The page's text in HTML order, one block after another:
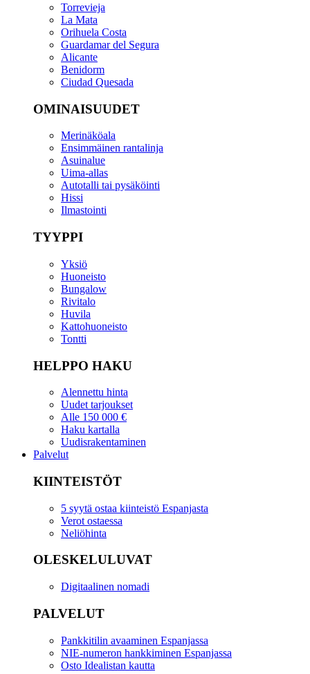
Torrevieja
La Mata
Orihuela Costa
Guardamar del Segura
Alicante
Benidorm
Ciudad Quesada
OMINAISUUDET
Merinäköala
Ensimmäinen rantalinja
Asuinalue
Uima-allas
Autotalli tai pysäköinti
Hissi
Ilmastointi
TYYPPI
Yksiö
Huoneisto
Bungalow
Rivitalo
Huvila
Kattohuoneisto
Tontti
HELPPO HAKU
Alennettu hinta
Uudet tarjoukset
Alle 150 000 €
Haku kartalla
Uudisrakentaminen
Palvelut
KIINTEISTÖT
5 syytä ostaa kiinteistö Espanjasta
Verot ostaessa
Neliöhinta
OLESKELULUVAT
Digitaalinen nomadi
PALVELUT
Pankkitilin avaaminen Espanjassa
NIE-numeron hankkiminen Espanjassa
Osto Idealistan kautta